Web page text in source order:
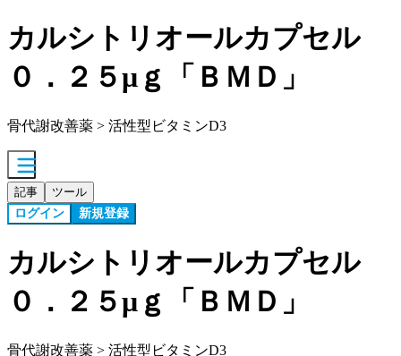
カルシトリオールカプセル
０．２５μｇ「ＢＭＤ」
骨代謝改善薬 > 活性型ビタミンD3
記事 ツール
ログイン 新規登録
カルシトリオールカプセル
０．２５μｇ「ＢＭＤ」
骨代謝改善薬 > 活性型ビタミンD3